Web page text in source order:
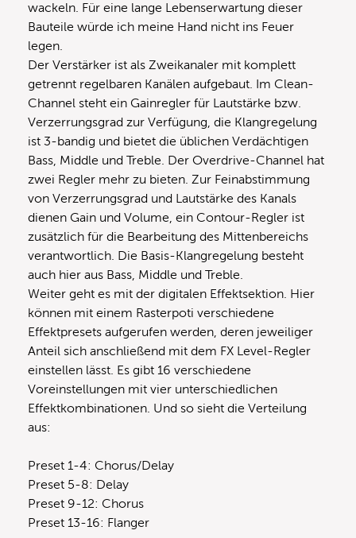
wackeln. Für eine lange Lebenserwartung dieser
Bauteile würde ich meine Hand nicht ins Feuer
legen.
Der Verstärker ist als Zweikanaler mit komplett
getrennt regelbaren Kanälen aufgebaut. Im Clean-
Channel steht ein Gainregler für Lautstärke bzw.
Verzerrungsgrad zur Verfügung, die Klangregelung
ist 3-bandig und bietet die üblichen Verdächtigen
Bass, Middle und Treble. Der Overdrive-Channel hat
zwei Regler mehr zu bieten. Zur Feinabstimmung
von Verzerrungsgrad und Lautstärke des Kanals
dienen Gain und Volume, ein Contour-Regler ist
zusätzlich für die Bearbeitung des Mittenbereichs
verantwortlich. Die Basis-Klangregelung besteht
auch hier aus Bass, Middle und Treble.
Weiter geht es mit der digitalen Effektsektion. Hier
können mit einem Rasterpoti verschiedene
Effektpresets aufgerufen werden, deren jeweiliger
Anteil sich anschließend mit dem FX Level-Regler
einstellen lässt. Es gibt 16 verschiedene
Voreinstellungen mit vier unterschiedlichen
Effektkombinationen. Und so sieht die Verteilung
aus:
Preset 1-4: Chorus/Delay
Preset 5-8: Delay
Preset 9-12: Chorus
Preset 13-16: Flanger